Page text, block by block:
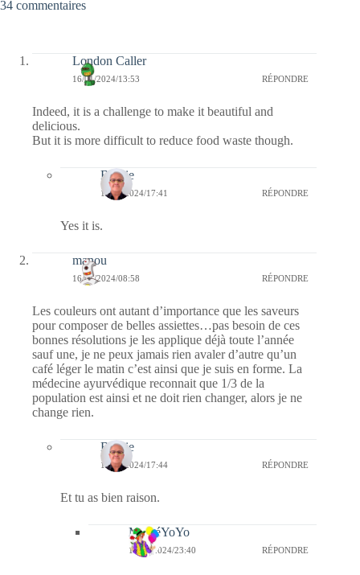
34 commentaires
London Caller
16/01/2024/13:53 RÉPONDRE
Indeed, it is a challenge to make it beautiful and
delicious.
But it is more difficult to reduce food waste though.
Bernie
16/01/2024/17:41 RÉPONDRE
Yes it is.
manou
16/01/2024/08:58 RÉPONDRE
Les couleurs ont autant d’importance que les saveurs
pour composer de belles assiettes…pas besoin de ces
bonnes résolutions je les applique déjà toute l’année
sauf une, je ne peux jamais rien avaler d’autre qu’un
café léger le matin c’est ainsi que je suis en forme. La
médecine ayurvédique reconnait que 1/3 de la
population est ainsi et ne doit rien changer, alors je ne
change rien.
Bernie
16/01/2024/17:44 RÉPONDRE
Et tu as bien raison.
MéméYoYo
17/01/2024/23:40 RÉPONDRE